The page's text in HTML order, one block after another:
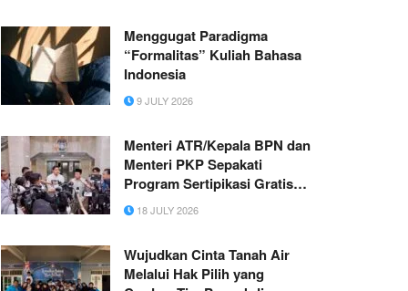
Menggugat Paradigma
“Formalitas” Kuliah Bahasa
Indonesia
9 JULY 2026
Menteri ATR/Kepala BPN dan
Menteri PKP Sepakati
Program Sertipikasi Gratis
bagi Masyarakat
Berpenghasilan Rendah
18 JULY 2026
Wujudkan Cinta Tanah Air
Melalui Hak Pilih yang